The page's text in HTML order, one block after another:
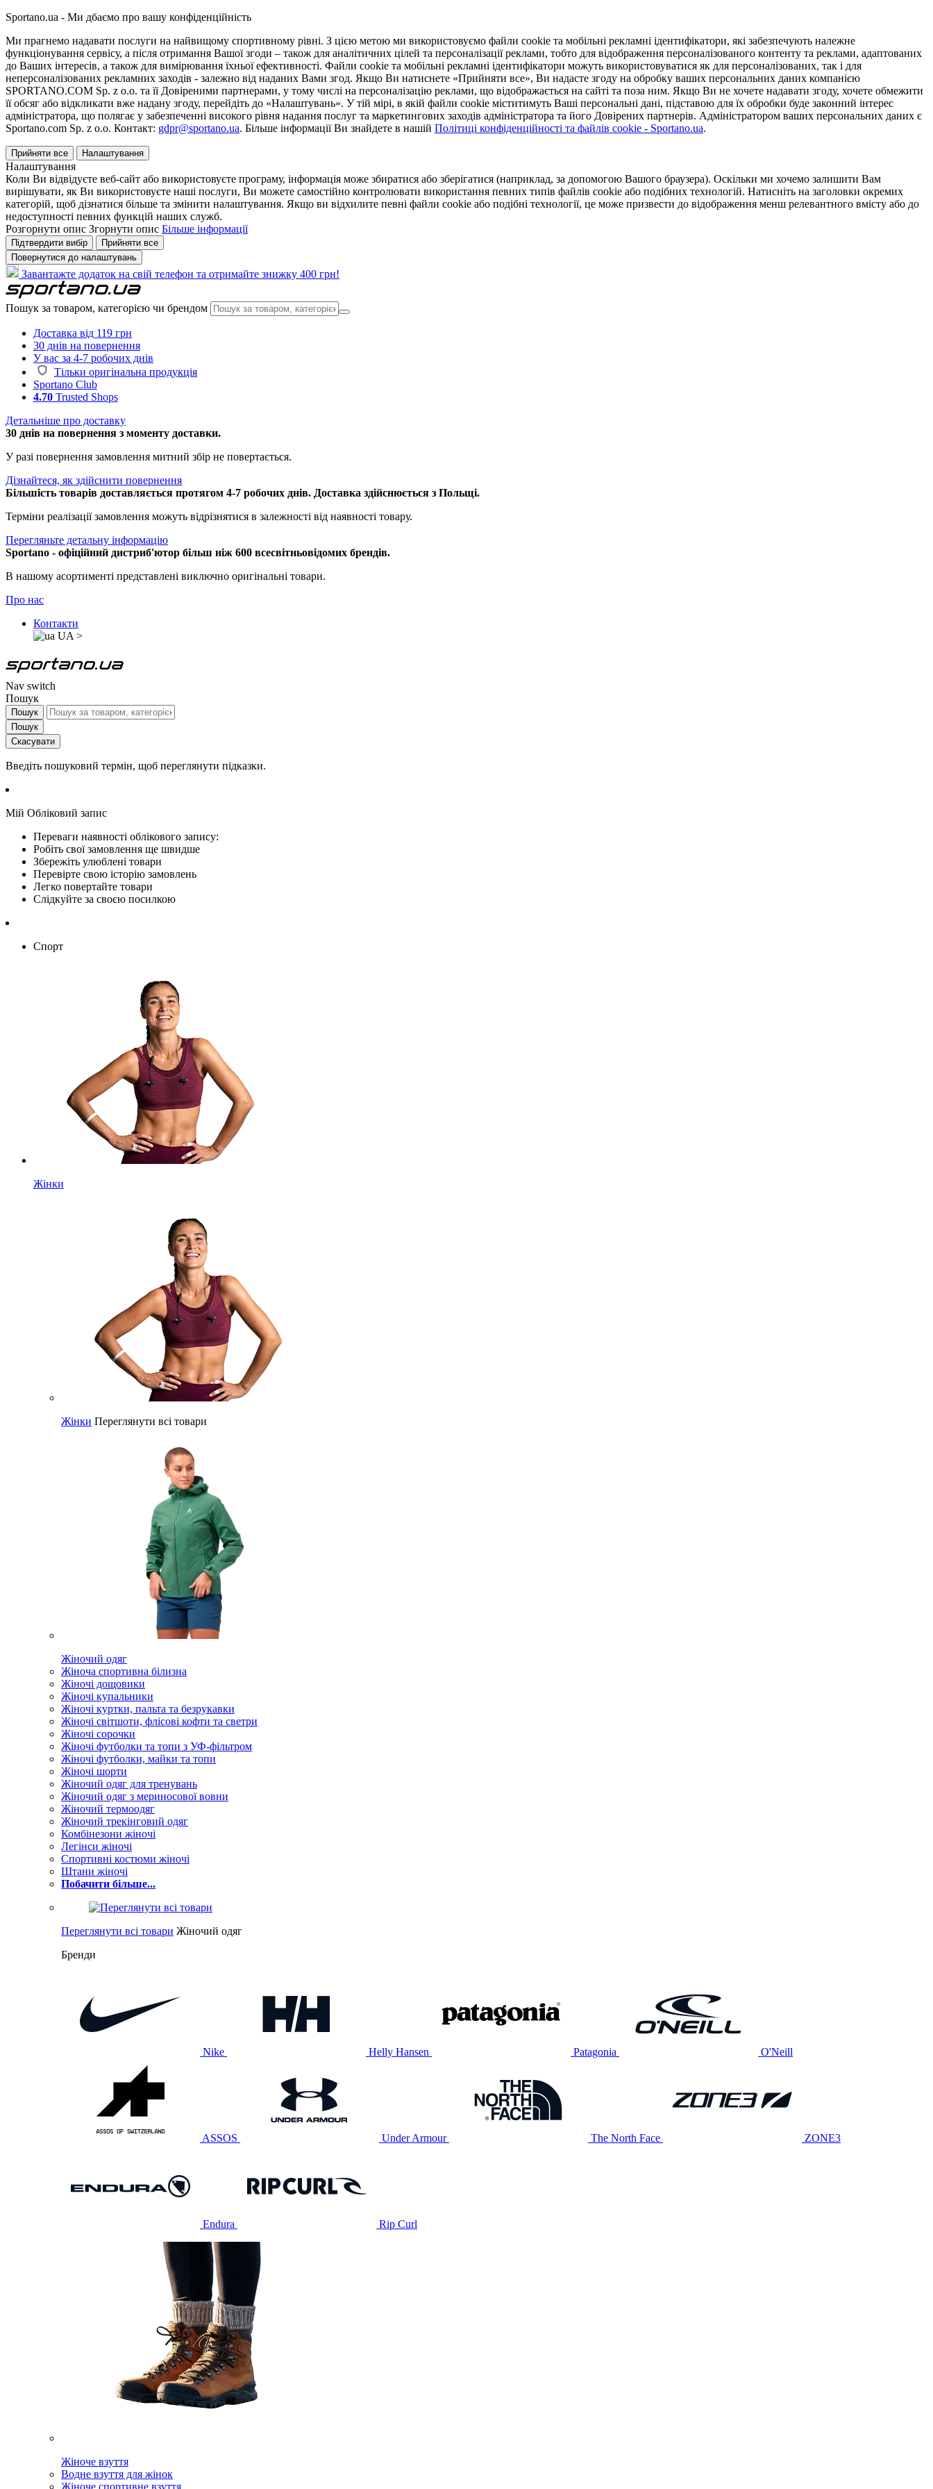
Sportano.ua - Ми дбаємо про вашу конфіденційність
Ми прагнемо надавати послуги на найвищому спортивному рівні. З цією метою ми використовуємо файли cookie та мобільні рекламні ідентифікатори, які забезпечують належне
функціонування сервісу, а після отримання Вашої згоди – також для аналітичних цілей та персоналізації реклами, тобто для відображення персоналізованого контенту та реклами, адаптованих
до Ваших інтересів, а також для вимірювання їхньої ефективності. Файли cookie та мобільні рекламні ідентифікатори можуть використовуватися як для персоналізованих, так і для
неперсоналізованих рекламних заходів - залежно від наданих Вами згод. Якщо Ви натиснете «Прийняти все», Ви надасте згоду на обробку ваших персональних даних компанією
SPORTANO.COM Sp. z o.o. та її Довіреними партнерами, у тому числі на персоналізацію реклами, що відображається на сайті та поза ним. Якщо Ви не хочете надавати згоду, хочете обмежити
її обсяг або відкликати вже надану згоду, перейдіть до «Налаштувань». У тій мірі, в якій файли cookie міститимуть Ваші персональні дані, підставою для їх обробки буде законний інтерес
адміністратора, що полягає у забезпеченні високого рівня надання послуг та маркетингових заходів адміністратора та його Довірених партнерів. Адміністратором ваших персональних даних є
Sportano.com Sp. z o.o. Контакт: gdpr@sportano.ua. Більше інформації Ви знайдете в нашій Політиці конфіденційності та файлів cookie - Sportano.ua.
Прийняти все Налаштування
Налаштування
Коли Ви відвідуєте веб-сайт або використовуєте програму, інформація може збиратися або зберігатися (наприклад, за допомогою Вашого браузера). Оскільки ми хочемо залишити Вам
вирішувати, як Ви використовуєте наші послуги, Ви можете самостійно контролювати використання певних типів файлів cookie або подібних технологій. Натисніть на заголовки окремих
категорій, щоб дізнатися більше та змінити налаштування. Якщо ви відхилите певні файли cookie або подібні технології, це може призвести до відображення менш релевантного вмісту або до
недоступності певних функцій наших служб.
Розгорнути опис Згорнути опис Більше інформації
Підтвердити вибір
Прийняти все
Повернутися до налаштувань
Завантажте додаток на свій телефон та отримайте знижку 400 грн!
Пошук за товаром, категорією чи брендом
Доставка від 119 грн
30 днів на повернення
У вас за 4-7 робочих днів
Тільки оригінальна продукція
Sportano Club
4.70 Trusted Shops
Детальніше про доставку
30 днів на повернення з моменту доставки.
У разі повернення замовлення митний збір не повертається.
Дізнайтеся, як здійснити повернення
Більшість товарів доставляється протягом 4-7 робочих днів. Доставка здійснюється з Польщі.
Терміни реалізації замовлення можуть відрізнятися в залежності від наявності товару.
Перегляньте детальну інформацію
Sportano - офіційний дистриб'ютор більш ніж 600 всесвітньовідомих брендів.
В нашому асортименті представлені виключно оригінальні товари.
Про нас
Контакти
UA >
Nav switch
Пошук
Пошук
Пошук
Скасувати
Введіть пошуковий термін, щоб переглянути підказки.
Мій Обліковий запис
Переваги наявності облікового запису:
Робіть свої замовлення ще швидше
Збережіть улюблені товари
Перевірте свою історію замовлень
Легко повертайте товари
Слідкуйте за своєю посилкою
Спорт
Жінки
Жінки Переглянути всі товари
Жіночий одяг
Жіноча спортивна білизна
Жіночі дощовики
Жіночі купальники
Жіночі куртки, пальта та безрукавки
Жіночі світшоти, флісові кофти та светри
Жіночі сорочки
Жіночі футболки та топи з УФ-фільтром
Жіночі футболки, майки та топи
Жіночі шорти
Жіночий одяг для тренувань
Жіночий одяг з мериносової вовни
Жіночий термоодяг
Жіночий трекінговий одяг
Комбінезони жіночі
Легінси жіночі
Спортивні костюми жіночі
Штани жіночі
Побачити більше...
Переглянути всі товари Жіночий одяг
Бренди
Nike Helly Hansen Patagonia O'Neill
ASSOS Under Armour The North Face ZONE3
Endura Rip Curl
Жіноче взуття
Водне взуття для жінок
Жіноче спортивне взуття